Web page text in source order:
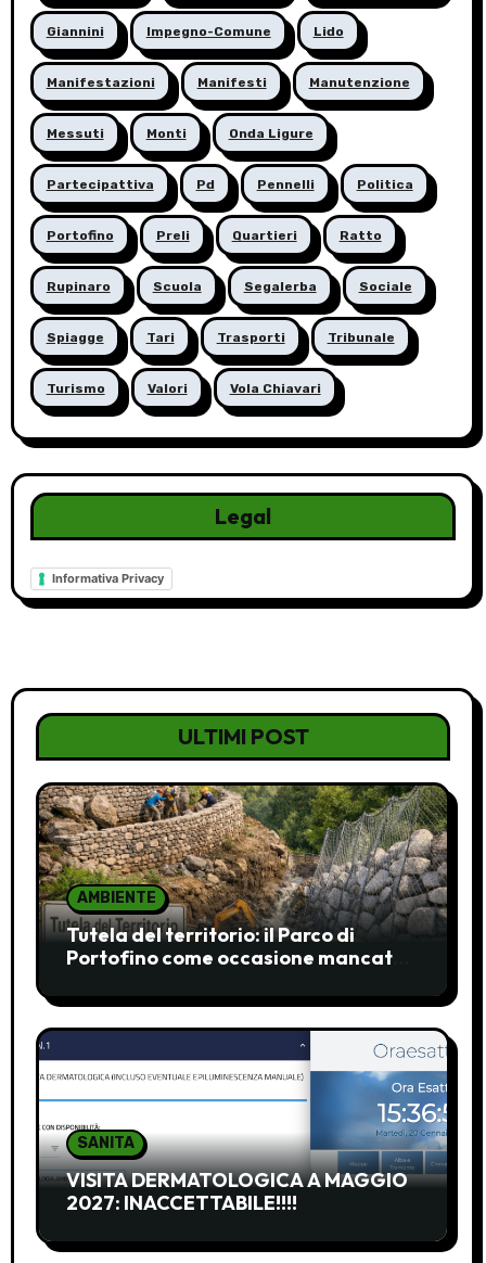
Giannini Impegno-Comune Lido
Manifestazioni Manifesti Manutenzione
Messuti Monti Onda Ligure
Partecipattiva Pd Pennelli Politica
Portofino Preli Quartieri Ratto
Rupinaro Scuola Segalerba Sociale
Spiagge Tari Trasporti Tribunale
Turismo Valori Vola Chiavari
Legal
Informativa Privacy
ULTIMI POST
AMBIENTE
Tutela del territorio: il Parco di
Portofino come occasione mancata
SANITA
VISITA DERMATOLOGICA A MAGGIO
2027: INACCETTABILE!!!!